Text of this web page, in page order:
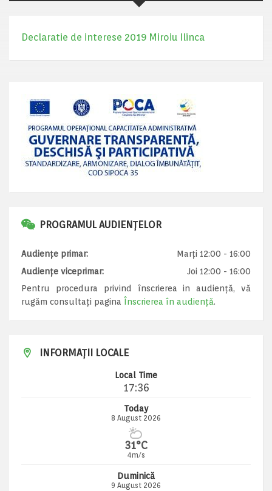
Declaratie de interese 2019 Miroiu Ilinca
PROGRAMUL AUDIENȚELOR
Audiențe primar:
Marți 12:00 - 16:00
Audiențe viceprimar:
Joi 12:00 - 16:00
Pentru procedura privind înscrierea in audiență, vă
rugăm consultați pagina Înscrierea în audiență.
INFORMAȚII LOCALE
Local Time
17:36
Today
8 August 2026
31°C
4m/s
Duminică
9 August 2026